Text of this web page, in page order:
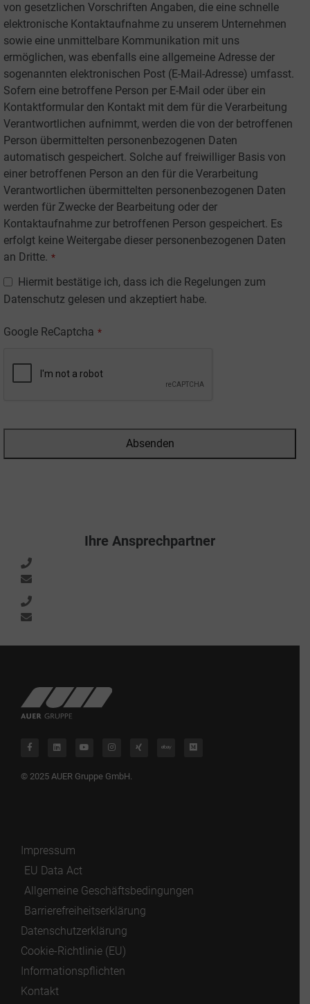
von gesetzlichen Vorschriften Angaben, die eine schnelle
elektronische Kontaktaufnahme zu unserem Unternehmen
sowie eine unmittelbare Kommunikation mit uns
ermöglichen, was ebenfalls eine allgemeine Adresse der
sogenannten elektronischen Post (E-Mail-Adresse) umfasst.
Sofern eine betroffene Person per E-Mail oder über ein
Kontaktformular den Kontakt mit dem für die Verarbeitung
Verantwortlichen aufnimmt, werden die von der betroffenen
Person übermittelten personenbezogenen Daten
automatisch gespeichert. Solche auf freiwilliger Basis von
einer betroffenen Person an den für die Verarbeitung
Verantwortlichen übermittelten personenbezogenen Daten
werden für Zwecke der Bearbeitung oder der
Kontaktaufnahme zur betroffenen Person gespeichert. Es
erfolgt keine Weitergabe dieser personenbezogenen Daten
an Dritte. *
Hiermit bestätige ich, dass ich die Regelungen zum
Datenschutz gelesen und akzeptiert habe.
Google ReCaptcha *
Absenden
Ihre Ansprechpartner
© 2025 AUER Gruppe GmbH.
Impressum
EU Data Act
Allgemeine Geschäftsbedingungen
Barrierefreiheitserklärung
Datenschutzerklärung
Cookie-Richtlinie (EU)
Informationspflichten
Kontakt